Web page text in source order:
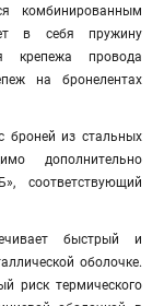
комбинированным
в себя пружину
крепежа провода
на бронелентах
броней из стальных
дополнительно
соответствующий
быстрый и
оболочке.
риск термического